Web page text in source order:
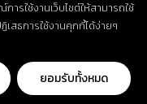
ารใช้งานเว็บไซต์ให้สามารถใช้
สธการใช้งานคุกกี้ได้ง่ายๆ
ยอมรับทั้งหมด